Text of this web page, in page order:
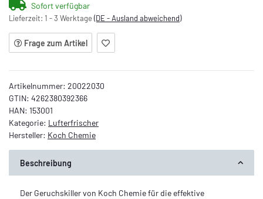
Sofort verfügbar
Lieferzeit: 1 - 3 Werktage (DE - Ausland abweichend)
Frage zum Artikel
Artikelnummer: 20022030
GTIN: 4262380392366
HAN: 153001
Kategorie: Lufterfrischer
Hersteller: Koch Chemie
Beschreibung
Der Geruchskiller von Koch Chemie für die effektive